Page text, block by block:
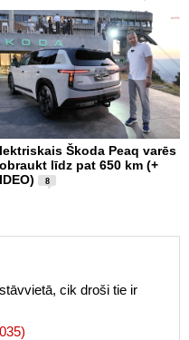
Škoda Peaq varēs
līdz pat 650 km (+
8
cik droši tie ir